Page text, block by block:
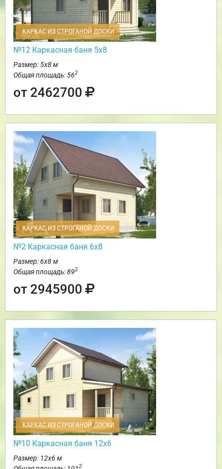
КАРКАС ИЗ СТРОГАНОЙ ДОСКИ
№12 Каркасная баня 5х8
Размер: 5х8 м
Общая площадь: 562
от 2462700
КАРКАС ИЗ СТРОГАНОЙ ДОСКИ
№2 Каркасная баня 6х8
Размер: 6х8 м
Общая площадь: 892
от 2945900
КАРКАС ИЗ СТРОГАНОЙ ДОСКИ
№10 Каркасная баня 12х6
Размер: 12х6 м
2